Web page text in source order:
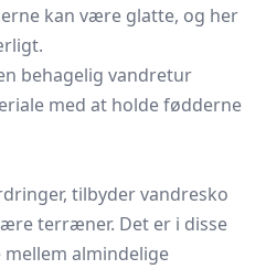
kan være glatte, og her
behagelig vandretur
med at holde fødderne
tilbyder vandresko
terræner. Det er i disse
almindelige